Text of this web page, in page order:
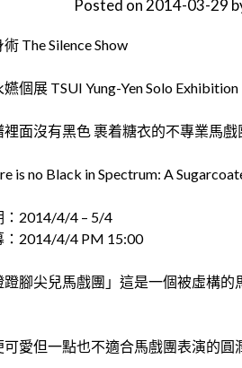
Posted on2014-03-29
術 The Silence Show
嬿個展 TSUI Yung-Yen Solo Exhibition
裡面沒有黑色 裹着糖衣的不專業馬戲
is no Black in Spectrum: A
：2014/4/4 – 5/4
：2014/4/4 PM 15:00
蹬腳尖兒馬戲團」這是一個被虛構
可愛但一點也不適合馬戲團表演的